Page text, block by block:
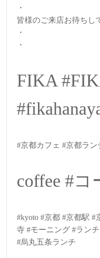
・
皆様のご来店お待ちし
・
・
FIKA
#京都カフェ #京都ラン
coffee #コ
#kyoto #京都 #京都駅
寺 #モーニング #ラン
#烏丸五条ランチ